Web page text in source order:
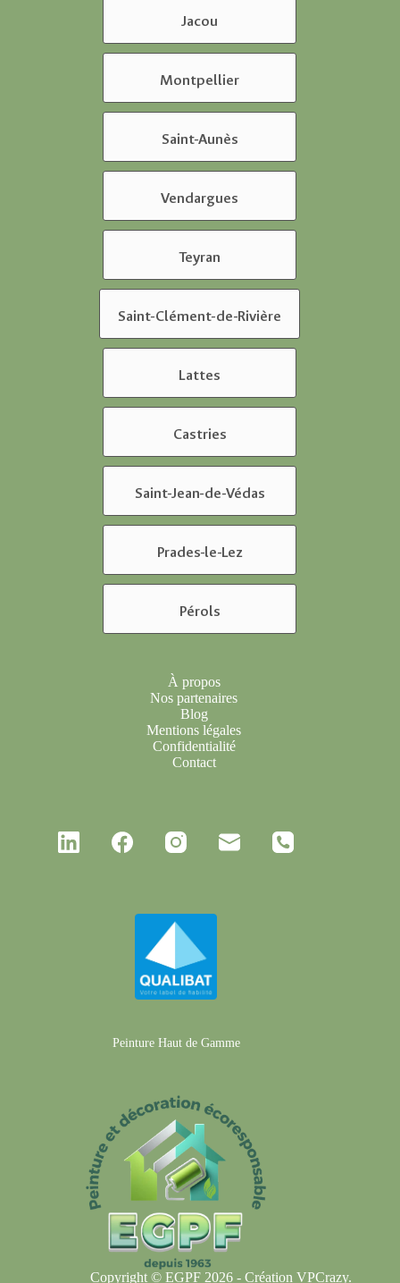
Jacou
Montpellier
Saint-Aunès
Vendargues
Teyran
Saint-Clément-de-Rivière
Lattes
Castries
Saint-Jean-de-Védas
Prades-le-Lez
Pérols
À propos
Nos partenaires
Blog
Mentions légales
Confidentialité
Contact
Peinture Haut de Gamme
Copyright © EGPF 2026 - CréationVPCrazy.